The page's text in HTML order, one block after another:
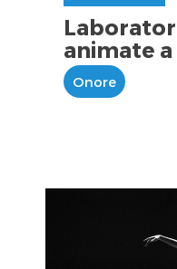
animate
Onore